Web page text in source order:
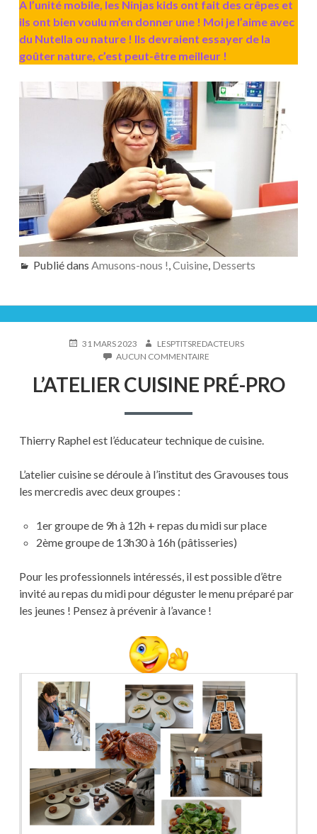
A l’unité mobile, les Ninjas kids ont fait des crêpes et
ils ont bien voulu m’en donner une ! Moi je l’aime avec
du Nutella ou nature ! Ils devraient essayer de la
goûter nature, c’est peut-être meilleur !
Publié dans Amusons-nous ! Cuisine, Desserts
PUBLIÉ31 MARS 2023 AUTEUR
LESPTITSREDACTEURS
AUCUN COMMENTAIRE
CUISINE
PRÉ-
L’ATELIER CUISINE PRÉ-PRO
Thierry Raphel est l’éducateur technique de cuisine.
L’atelier cuisine se déroule à l’institut des Gravouses tous
les mercredis avec deux groupes :
1er groupe de 9h à 12h + repas du midi sur place
2ème groupe de 13h30 à 16h (pâtisseries)
Pour les professionnels intéressés, il est possible d’être
invité au repas du midi pour déguster le menu préparé par
les jeunes ! Pensez à prévenir à l’avance !